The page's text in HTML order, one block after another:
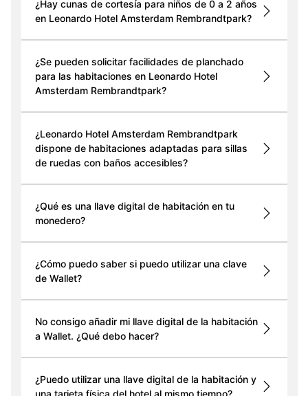
¿Hay cunas de cortesía para niños de 0 a 2 años
en Leonardo Hotel Amsterdam Rembrandtpark?
¿Se pueden solicitar facilidades de planchado
para las habitaciones en Leonardo Hotel
Amsterdam Rembrandtpark?
¿Leonardo Hotel Amsterdam Rembrandtpark
dispone de habitaciones adaptadas para sillas
de ruedas con baños accesibles?
¿Qué es una llave digital de habitación en tu
monedero?
¿Cómo puedo saber si puedo utilizar una clave
de Wallet?
No consigo añadir mi llave digital de la habitación
a Wallet. ¿Qué debo hacer?
¿Puedo utilizar una llave digital de la habitación y